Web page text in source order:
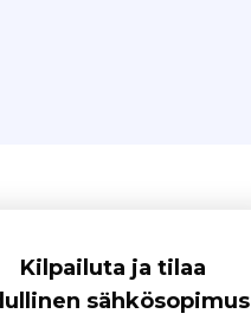
Kilpailuta ja tilaa
sähkösopimus